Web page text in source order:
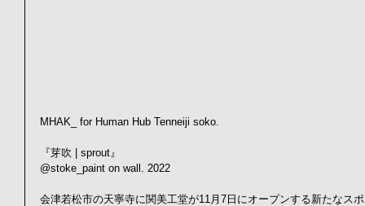
MHAK_ for Human Hub Tenneiji soko.
『芽吹 | sprout』
@stoke_paint on wall. 2022
会津若松市の天寧寺に関美工堂が11月7日にオープンする新たなス